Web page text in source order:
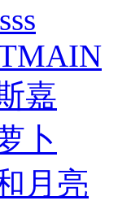
嘉
卜
月亮